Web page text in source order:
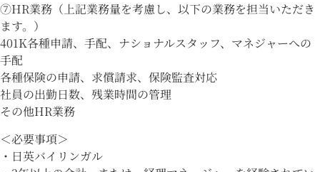
⑦HR業務（上記業務量を考慮し、以下の業務を担当いただき
ます。）
401K各種申請、手配、ナショナルスタッフ、マネジャーへの
手配
各種保険の申請、求償請求、保険監査対応
社員の出勤日数、残業時間の管理
その他HR業務
＜必要事項＞
・日英バイリンガル